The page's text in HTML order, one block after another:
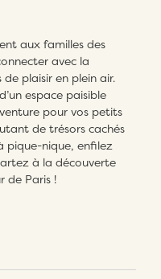
aux familles des
avec la
plaisir en plein air.
espace paisible
pour vos petits
de trésors cachés
pique-nique, enfilez
à la découverte
de Paris !